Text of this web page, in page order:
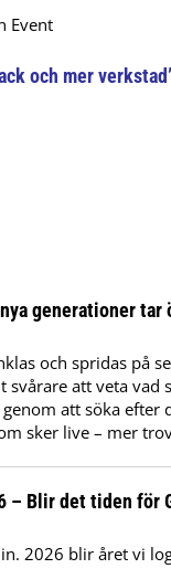
Event
och mer
generationer tar
och spridas på
att veta vad
att söka efter
sker live – mer
– Blir det tiden för
2026 blir året vi